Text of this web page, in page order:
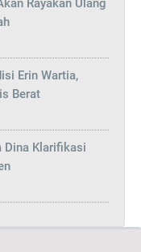
Rayakan Ulang
Erin Wartia,
Berat
Dina Klarifikasi